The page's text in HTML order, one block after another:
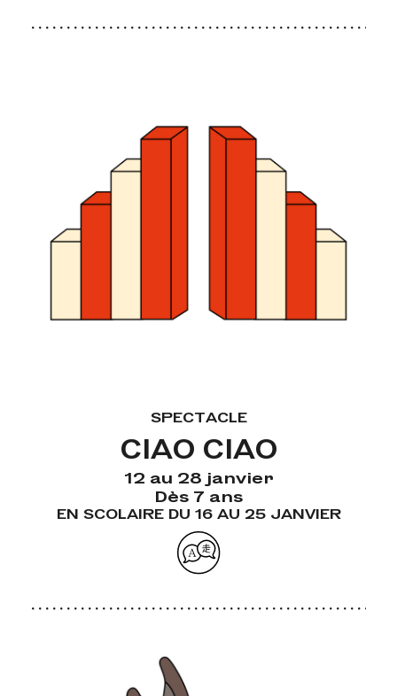
SPECTACLE
CIAO CIAO
12 au 28 janvier
Dès 7 ans
EN SCOLAIRE DU 16 AU 25 JANVIER